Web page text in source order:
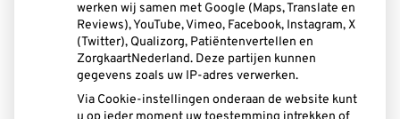
E-mail
info@tgpd.nl
werken wij samen met Google (Maps, Translate en
Reviews), YouTube, Vimeo, Facebook, Instagram, X
(Twitter), Qualizorg, Patiëntenvertellen en
ZorgkaartNederland. Deze partijen kunnen
gegevens zoals uw IP-adres verwerken.
Via Cookie-instellingen onderaan de website kunt